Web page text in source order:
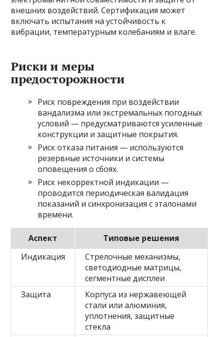
внешних воздействий. Сертификация может
включать испытания на устойчивость к
вибрации, температурным колебаниям и влаге.
Риски и меры
предосторожности
Риск повреждения при воздействии
вандализма или экстремальных погодных
условий — предусматриваются усиленные
конструкции и защитные покрытия.
Риск отказа питания — используются
резервные источники и системы
оповещения о сбоях.
Риск некорректной индикации —
проводится периодическая валидация
показаний и синхронизация с эталонами
времени.
Аспект
Типовые решения
Индикация
Стрелочные механизмы,
светодиодные матрицы,
сегментные дисплеи
Защита
Корпуса из нержавеющей
стали или алюминия,
уплотнения, защитные
стекла